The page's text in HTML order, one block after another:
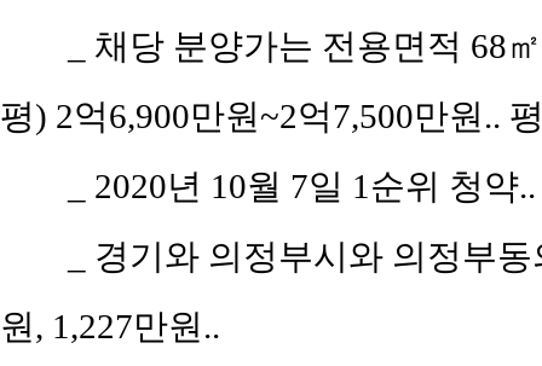
_ 채당 분양가는 전용면적 68
평) 2억6,900만원~2억7,500만원..
_ 2020년 10월 7일 1순위 청
_ 경기와 의정부시와 의정부
원, 1,227만원..